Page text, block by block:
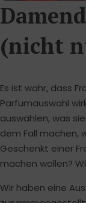
(nicht
Es ist wahr, dass
Parfumauswahl
auswählen, was
dem Fall machen,
Geschenkt einer
machen wollen?
Wir haben eine